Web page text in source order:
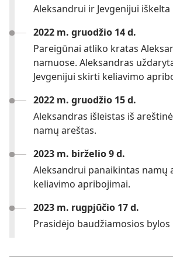
Aleksandrui ir Jevgenijui
2022 m. gruodžio 14 d.
Pareigūnai atliko kratas
namuose. Aleksandras
Jevgenijui skirti keliavimo
2022 m. gruodžio 15 d.
Aleksandras išleistas iš
namų areštas.
2023 m. birželio 9 d.
Aleksandrui panaikintas namų
keliavimo apribojimai.
2023 m. rugpjūčio 17 d.
Prasidėjo baudžiamosios